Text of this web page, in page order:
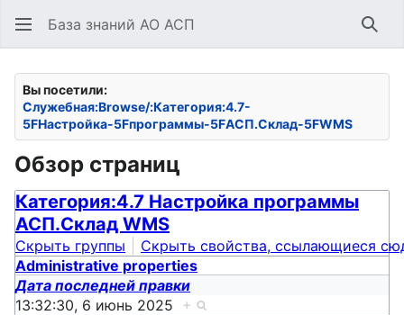
База знаний АО АСП
Вы посетили:
Служебная:Browse/:Категория:4.7-
5FНастройка-5Fпрограммы-5FАСП.Склад-5FWMS
Обзор страниц
Категория:4.7 Настройка программы
АСП.Склад WMS
Скрыть группы
Скрыть свойства, ссылающиеся
Administrative properties
Дата последней правки
13:32:30, 6 июнь 2025 +